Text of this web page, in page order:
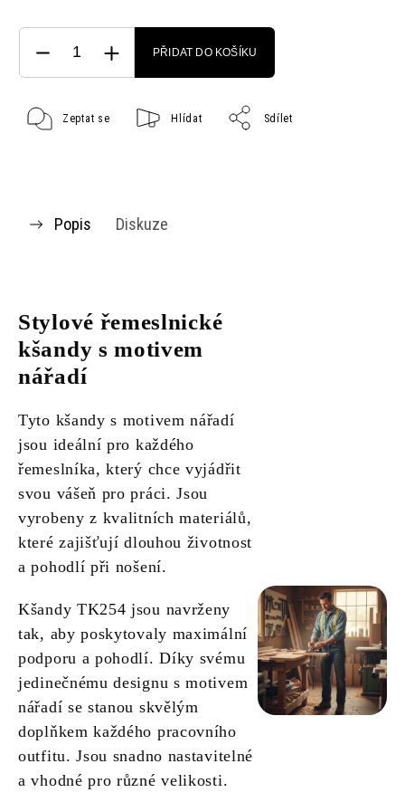
PŘIDAT DO KOŠÍKU
Zeptat se Hlídat Sdílet
Popis Diskuze
Stylové řemeslnické
kšandy s motivem
nářadí
Tyto kšandy s motivem nářadí
jsou ideální pro každého
řemeslníka, který chce vyjádřit
svou vášeň pro práci. Jsou
vyrobeny z kvalitních materiálů,
které zajišťují dlouhou životnost
a pohodlí při nošení.
Kšandy TK254 jsou navrženy
tak, aby poskytovaly maximální
podporu a pohodlí. Díky svému
jedinečnému designu s motivem
nářadí se stanou skvělým
doplňkem každého pracovního
outfitu. Jsou snadno nastavitelné
a vhodné pro různé velikosti.